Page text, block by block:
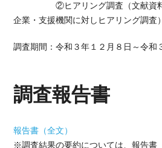
②ヒアリング調査（文献資
企業・支援機関に対しヒアリング調査）
調査期間：令和３年１２月８日～令和
調査報告書
報告書（全文）
※調査結果の要約については、報告書